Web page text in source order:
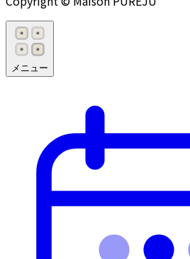
メニュー